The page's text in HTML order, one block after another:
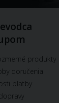
produkty
doručenia
platby